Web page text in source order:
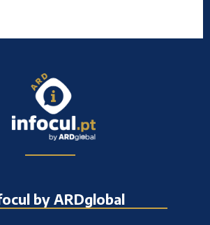
by ARDglobal